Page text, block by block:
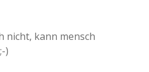
nicht, kann mensch
)